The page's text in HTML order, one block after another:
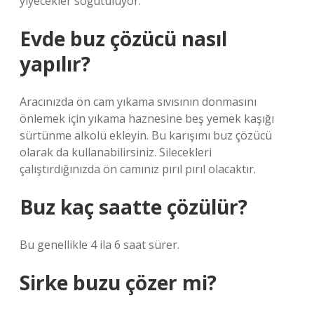
Evde buz çözücü nasıl
yapılır?
Aracınızda ön cam yıkama sıvısının donmasını
önlemek için yıkama haznesine beş yemek kaşığı
sürtünme alkolü ekleyin. Bu karışımı buz çözücü
olarak da kullanabilirsiniz. Silecekleri
çalıştırdığınızda ön camınız pırıl pırıl olacaktır.
Buz kaç saatte çözülür?
Bu genellikle 4 ila 6 saat sürer.
Sirke buzu çözer mi?